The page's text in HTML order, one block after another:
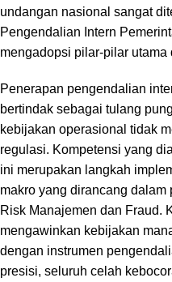
undangan nasional sangat
Pengendalian Intern
mengadopsi pilar-pilar
Penerapan pengendalian
bertindak sebagai tulang
kebijakan operasional tidak
regulasi. Kompetensi yang
ini merupakan langkah
makro yang dirancang dalam
Risk Manajemen dan Fraud.
mengawinkan kebijakan
dengan instrumen
presisi, seluruh celah